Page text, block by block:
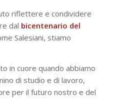
riflettere e condividere
dal bicentenario del
Salesiani, stiamo
in cuore quando abbiamo
di studio e di lavoro,
per il futuro nostro e del